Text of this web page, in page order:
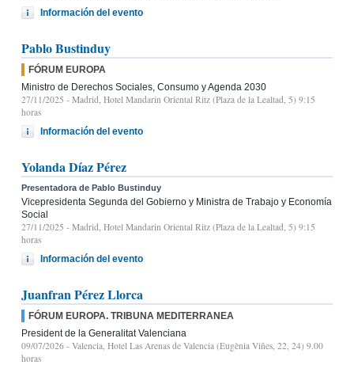
Información del evento
Pablo Bustinduy
FÓRUM EUROPA
Ministro de Derechos Sociales, Consumo y Agenda 2030
27/11/2025 - Madrid, Hotel Mandarin Oriental Ritz (Plaza de la Lealtad, 5) 9:15
horas
Información del evento
Yolanda Díaz Pérez
Presentadora de Pablo Bustinduy
Vicepresidenta Segunda del Gobierno y Ministra de Trabajo y Economía
Social
27/11/2025 - Madrid, Hotel Mandarin Oriental Ritz (Plaza de la Lealtad, 5) 9:15
horas
Información del evento
Juanfran Pérez Llorca
FÓRUM EUROPA. TRIBUNA MEDITERRANEA
President de la Generalitat Valenciana
09/07/2026 - Valencia, Hotel Las Arenas de Valencia (Eugènia Viñes, 22, 24) 9.00
horas